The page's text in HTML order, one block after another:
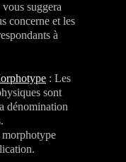
suggera
concerne et les
à
: Les
sont
dénomination